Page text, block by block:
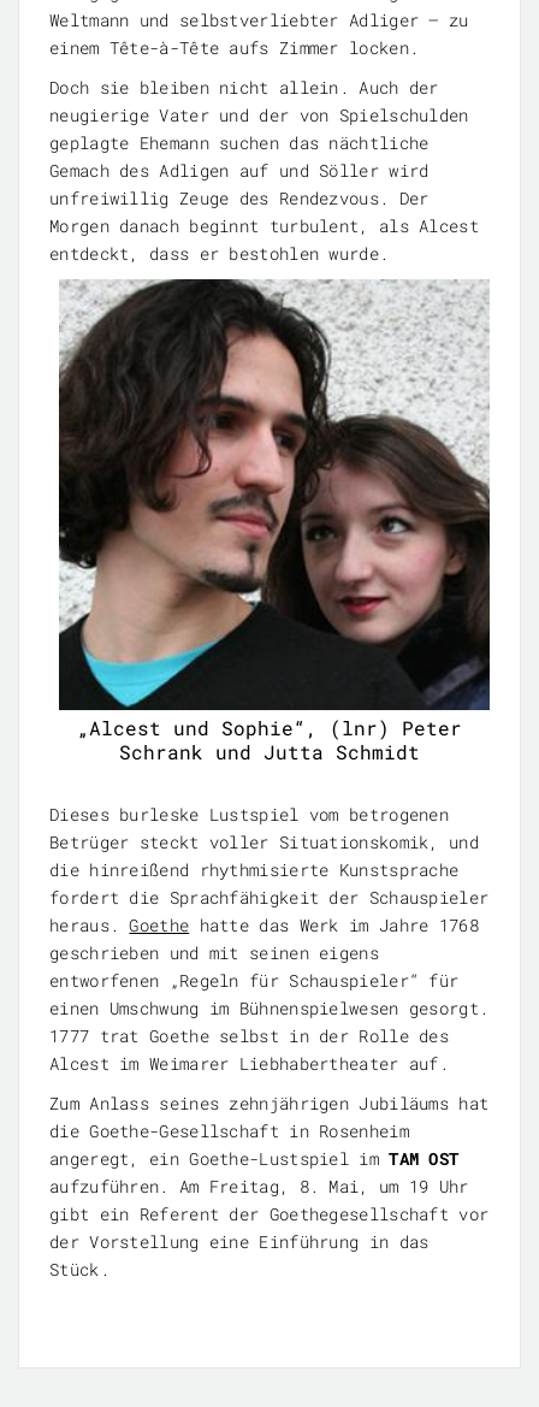
Weltmann und selbstverliebter Adliger – zu
einem Tête-à-Tête aufs Zimmer locken.
Doch sie bleiben nicht allein. Auch der
neugierige Vater und der von Spielschulden
geplagte Ehemann suchen das nächtliche
Gemach des Adligen auf und Söller wird
unfreiwillig Zeuge des Rendezvous. Der
Morgen danach beginnt turbulent, als Alcest
entdeckt, dass er bestohlen wurde.
„Alcest und Sophie“, (lnr) Peter
Schrank und Jutta Schmidt
Dieses burleske Lustspiel vom betrogenen
Betrüger steckt voller Situationskomik, und
die hinreißend rhythmisierte Kunstsprache
fordert die Sprachfähigkeit der Schauspieler
heraus.Goethe hatte das Werk im Jahre 1768
geschrieben und mit seinen eigens
entworfenen „Regeln für Schauspieler“ für
einen Umschwung im Bühnenspielwesen gesorgt.
1777 trat Goethe selbst in der Rolle des
Alcest im Weimarer Liebhabertheater auf.
Zum Anlass seines zehnjährigen Jubiläums hat
die Goethe-Gesellschaft in Rosenheim
angeregt, ein Goethe-Lustspiel imTAM OST
aufzuführen. Am Freitag, 8. Mai, um 19 Uhr
gibt ein Referent der Goethegesellschaft vor
der Vorstellung eine Einführung in das
Stück.